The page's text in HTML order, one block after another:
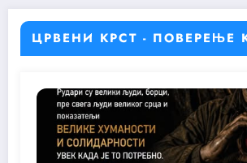
ЦРВЕНИ КРСТ - ПОВЕРЕЊЕ